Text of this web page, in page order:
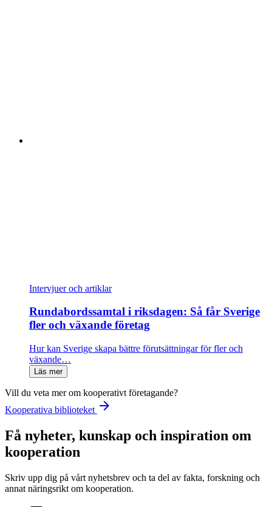
Intervjuer och artiklar
Rundabordssamtal i riksdagen: Så får Sverige
fler och växande företag
Hur kan Sverige skapa bättre förutsättningar för fler och
växande…
Läs mer
Vill du veta mer om kooperativt företagande?
Kooperativa biblioteket arrow_forward
Få nyheter, kunskap och inspiration om
kooperation
Skriv upp dig på vårt nyhetsbrev och ta del av fakta, forskning och
annat näringsrikt om kooperation.